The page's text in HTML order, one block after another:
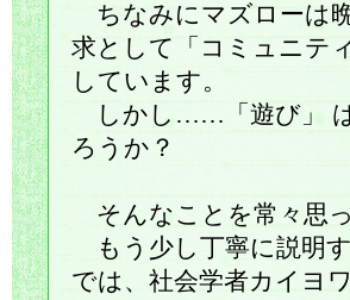
ちなみにマズローは
求として「コミュニテ
しています。
しかし……「遊び」
ろうか？
そんなことを常々思
もう少し丁寧に説明
では、社会学者カイヨ